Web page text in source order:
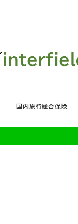
国内旅行総合保険